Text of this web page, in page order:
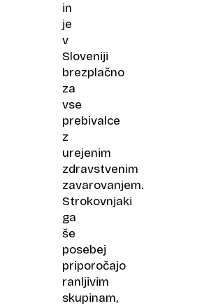
in
je
v
Sloveniji
brezplačno
za
vse
prebivalce
z
urejenim
zdravstvenim
zavarovanjem.
Strokovnjaki
ga
še
posebej
priporočajo
ranljivim
skupinam,